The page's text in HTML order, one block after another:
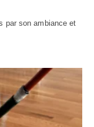
par son ambiance et